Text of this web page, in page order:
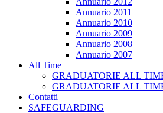
Annuario 2011
Annuario 2010
Annuario 2009
Annuario 2008
Annuario 2007
All Time
GRADUATORIE ALL
GRADUATORIE ALL
Contatti
SAFEGUARDING